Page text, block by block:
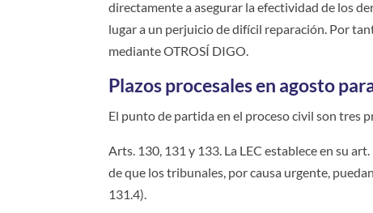
directamente a asegurar la efectividad de los
lugar a un perjuicio de difícil reparación. Por
mediante OTROSÍ DIGO.
Plazos procesales en agosto
El punto de partida en el proceso civil son tres
Arts. 130, 131 y 133. La LEC establece en su
de que los tribunales, por causa urgente,
131.4).